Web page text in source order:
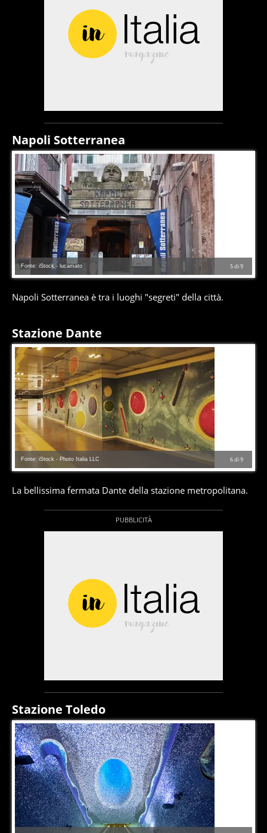
Napoli Sotterranea
5di9
Fonte: iStock - lucamato
Napoli Sotterranea è tra i luoghi "segreti" della città.
Stazione Dante
6di9
Fonte: iStock - Photo Italia LLC
La bellissima fermata Dante della stazione metropolitana.
Stazione Toledo